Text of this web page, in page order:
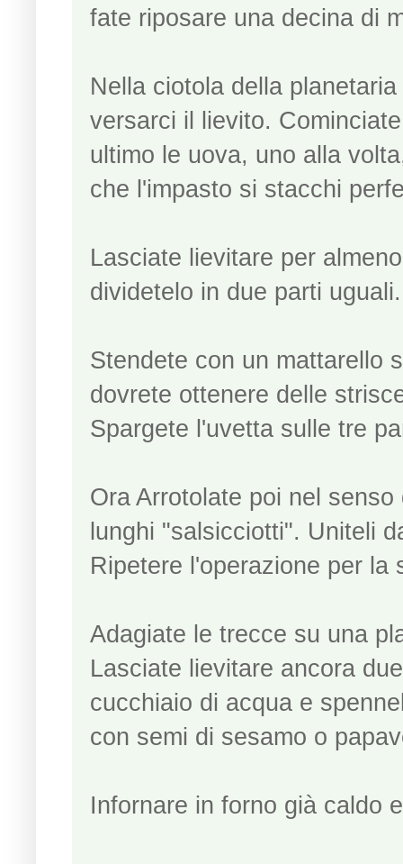
fate riposare una decina di
Nella ciotola della
versarci il lievito.
ultimo le uova, uno alla
che l'impasto si stacchi
Lasciate lievitare per
dividetelo in due parti
Stendete con un mattarello
dovrete ottenere delle
Spargete l'uvetta sulle tre
Ora Arrotolate poi nel
lunghi "salsicciotti". Uniteli
Ripetere l'operazione per la
Adagiate le trecce su una
Lasciate lievitare ancora
cucchiaio di acqua e
con semi di sesamo o
Infornare in forno già caldo